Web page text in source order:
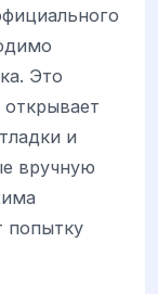
Это
и
вручную
попытку